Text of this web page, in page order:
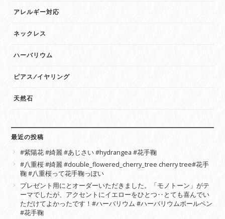
アレルギー対応
ネックレス
ハーバリウム
ピアス/イヤリング
天然石
最近の投稿
#紫陽花 #綺麗 #あじさい #hydrangea #花手鞠
#八重桜 #綺麗 #double_flowered_cherry_tree cherry tree#花手
鞠 #八重桜って花手鞠っぽい
プレゼント用にとオーダーいただきました。「モノトーン」がテ
ーマでしたが、アクセントにイエローをひとつ‥とても喜んでい
ただけてよかったです！#ハーバリウム #ハーバリウムボールペン
#花手鞠